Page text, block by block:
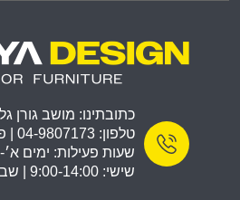
כתובתינו: מושב גורן
טלפון: 04-9807173 | פקס: 04-8550248
שעות פעילות: ימים א׳-ה׳: 9:00-
שישי: 9:00-14:00 | שבת: סגור